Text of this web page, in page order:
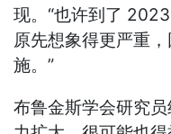
现。“也许到了
原先想象得更严重
施。”
布鲁金斯学会研究